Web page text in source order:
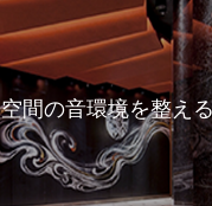
空間の音環境を整え